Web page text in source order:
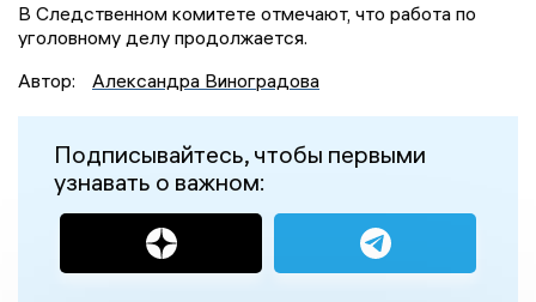
В Следственном комитете отмечают, что работа по
уголовному делу продолжается.
Автор:
Александра Виноградова
Подписывайтесь, чтобы первыми
узнавать о важном: